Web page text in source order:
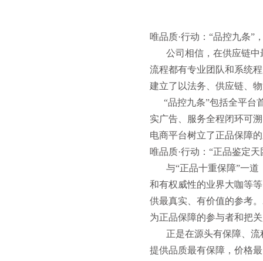
唯品质·行动：“品控九条”
公司相信，在供应链中
流程都有专业团队和系统
建立了以法务、供应链、
“品控九条”包括全平台
实广告、服务全程闭环可
电商平台树立了正品保障
唯品质·行动：“正品鉴定
与“正品十重保障”一道
和有权威性的业界大咖等
供最真实、有价值的参考
为正品保障的参与者和把
正是在源头有保障、流
提供品质最有保障，价格